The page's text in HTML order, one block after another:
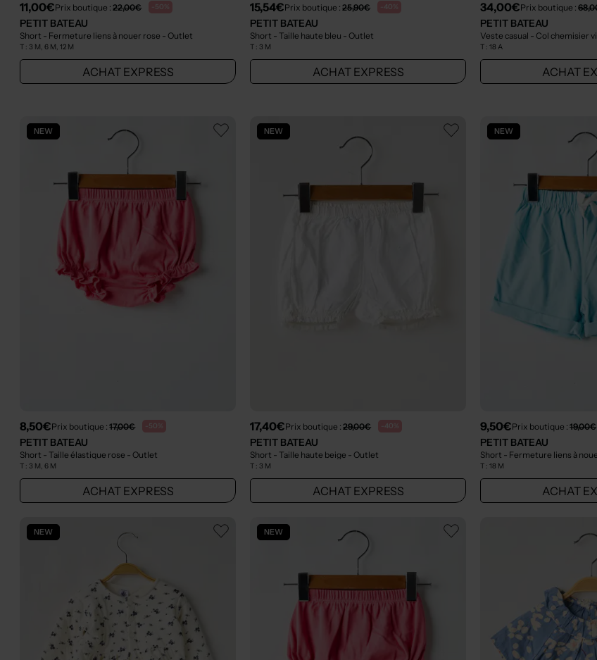
11,00€Prix boutique :22,00€ -50%
PETIT BATEAU
Short - Fermeture liens à nouer rose - Outlet
T :3 M, 6 M, 12 M
ACHAT EXPRESS
15,54€Prix boutique :25,90€ -40%
PETIT BATEAU
Short - Taille haute bleu - Outlet
T :3 M
ACHAT EXPRESS
34,00€Prix boutique :
PETIT BATEAU
Veste casual - Col chemisier
T : 18 A
ACHAT
NEW
8,50€Prix boutique :17,00€ -50%
PETIT BATEAU
Short - Taille élastique rose - Outlet
T :3 M, 6 M
ACHAT EXPRESS
NEW
17,40€Prix boutique :29,00€ -40%
PETIT BATEAU
Short - Taille haute beige - Outlet
T :3 M
ACHAT EXPRESS
NEW
9,50€Prix boutique : 19,00€
PETIT BATEAU
Short - Fermeture liens à
T : 18 M
ACHAT
NEW NEW